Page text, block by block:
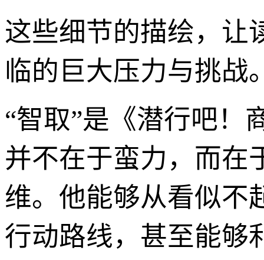
这些细节的描绘，让
临的巨大压力与挑战
“智取”是《潜行吧！
并不在于蛮力，而在
维。他能够从看似不
行动路线，甚至能够